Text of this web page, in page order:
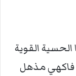
القوية
فاكهي مذهل